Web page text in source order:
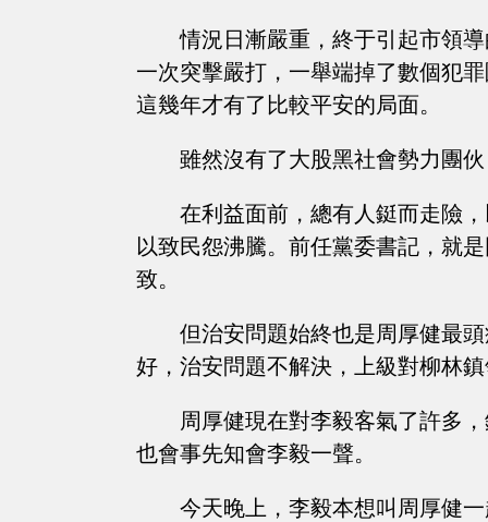
情況日漸嚴重，終于引起市領
一次突擊嚴打，一舉端掉了數個犯
這幾年才有了比較平安的局面。
雖然沒有了大股黑社會勢力團
在利益面前，總有人鋌而走險
以致民怨沸騰。前任黨委書記，就
致。
但治安問題始終也是周厚健最
好，治安問題不解決，上級對柳林
周厚健現在對李毅客氣了許多
也會事先知會李毅一聲。
今天晚上，李毅本想叫周厚健